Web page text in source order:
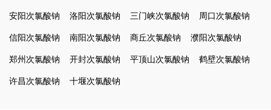
安阳次氯酸钠
洛阳次氯酸钠 三门峡次氯酸钠
周口次氯酸钠
信阳次氯酸钠
南阳次氯酸钠 商丘次氯酸钠
濮阳次氯酸钠
郑州次氯酸钠
开封次氯酸钠 平顶山次氯酸钠
鹤壁次氯酸钠
许昌次氯酸钠
十堰次氯酸钠